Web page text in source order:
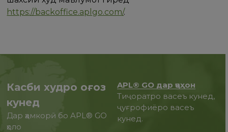
https://backoffice.aplgo.com/.
Касби худро оғоз
кунед
Дар ҳамкорӣ бо APL® GO
ҳоло
APL® GO дар ҷаҳон
Тиҷоратро васеъ кунед,
ҷуғрофиёро васеъ
кунед.